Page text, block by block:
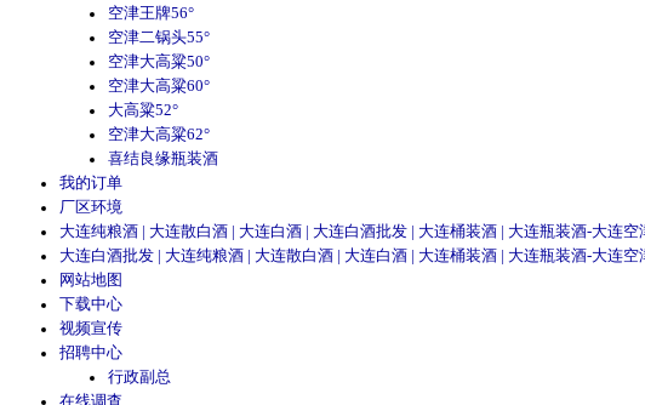
空津王牌56°
空津二锅头55°
空津大高粱50°
空津大高粱60°
大高粱52°
空津大高粱62°
喜结良缘瓶装酒
我的订单
厂区环境
大连纯粮酒 | 大连散白酒 | 大连白酒 | 大连白酒批发 | 大连桶装酒 | 大连瓶装酒-大连空
大连白酒批发 | 大连纯粮酒 | 大连散白酒 | 大连白酒 | 大连桶装酒 | 大连瓶装酒-大连空
网站地图
下载中心
视频宣传
招聘中心
行政副总